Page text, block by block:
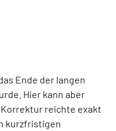
Ende der langen
Hier kann aber
reichte exakt
kurzfristigen